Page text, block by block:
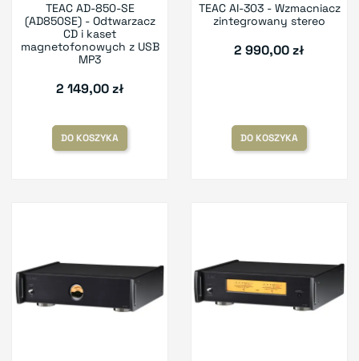
TEAC AD-850-SE
(AD850SE) - Odtwarzacz
CD i kaset
magnetofonowych z USB
MP3
2 149,00 zł
DO KOSZYKA
TEAC AI-303 - Wzmacniacz
zintegrowany stereo
2 990,00 zł
DO KOSZYKA